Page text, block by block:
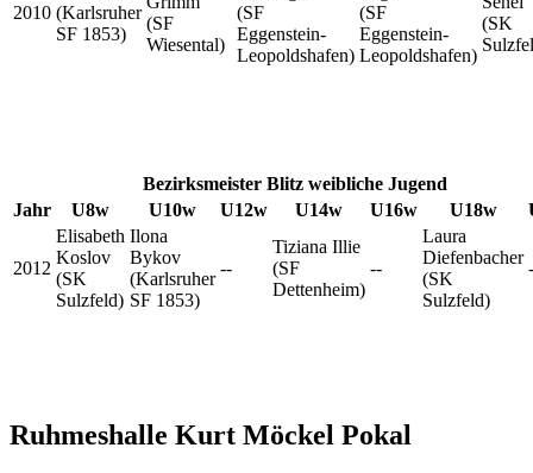
2010 (Karlsruher
SF 1853)
(SF
Wiesental)
(SF
Eggenstein-
Leopoldshafen)
(SF
Eggenstein-
Leopoldshafen)
(SK
Bezirksmeister Blitz weibliche Jugend
Jahr
U8w U10w U12w U14w U16w U18w
2012
Elisabeth
Koslov
(SK
Sulzfeld)
Ilona
Bykov
(Karlsruher
SF 1853)
--
Tiziana Illie
(SF
Dettenheim)
--
Laura
Diefenbacher
(SK
Sulzfeld)
Ruhmeshalle Kurt Möckel Pokal